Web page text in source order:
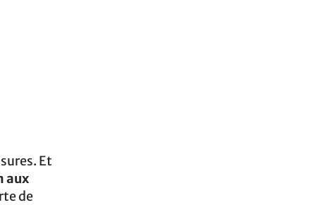
Et
aux
de